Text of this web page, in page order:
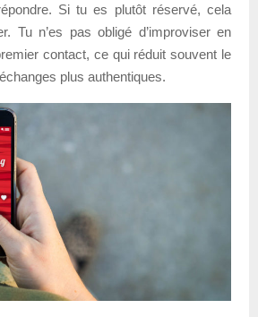
Si tu es plutôt réservé, cela
Tu n’es pas obligé d’improviser en
contact, ce qui réduit souvent le
plus authentiques.